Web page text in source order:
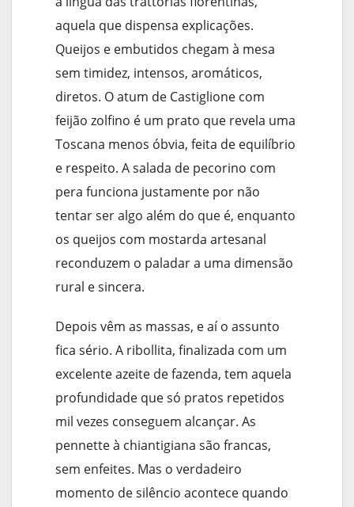
aquela que dispensa explicações.
Queijos e embutidos chegam à mesa
sem timidez, intensos, aromáticos,
diretos. O atum de Castiglione com
feijão zolfino é um prato que revela uma
Toscana menos óbvia, feita de equilíbrio
e respeito. A salada de pecorino com
pera funciona justamente por não
tentar ser algo além do que é, enquanto
os queijos com mostarda artesanal
reconduzem o paladar a uma dimensão
rural e sincera.
Depois vêm as massas, e aí o assunto
fica sério. A ribollita, finalizada com um
excelente azeite de fazenda, tem aquela
profundidade que só pratos repetidos
mil vezes conseguem alcançar. As
pennette à chiantigiana são francas,
sem enfeites. Mas o verdadeiro
momento de silêncio acontece quando